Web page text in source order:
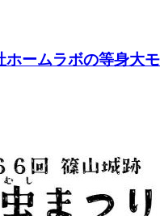
ームラボの等身大